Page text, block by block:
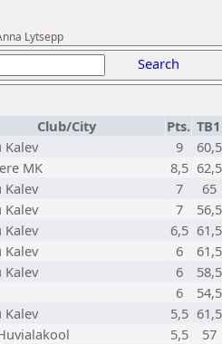
Lytsepp
Search
Club/City Pts. TB1
Kalev 9
60,5
MK 8,5 62,5
Kalev 7
65
Kalev 7
56,5
Kalev 6,5 61,5
Kalev 6
61,5
Kalev 6
58,5
6
54,5
Kalev 5,5 61,5
5,5
57